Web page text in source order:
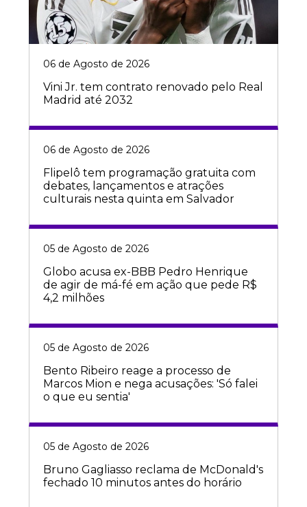
06 de Agosto de 2026
Vini Jr. tem contrato renovado pelo Real
Madrid até 2032
06 de Agosto de 2026
Flipelô tem programação gratuita com
debates, lançamentos e atrações
culturais nesta quinta em Salvador
05 de Agosto de 2026
Globo acusa ex-BBB Pedro Henrique
de agir de má-fé em ação que pede R$
4,2 milhões
05 de Agosto de 2026
Bento Ribeiro reage a processo de
Marcos Mion e nega acusações: 'Só falei
o que eu sentia'
05 de Agosto de 2026
Bruno Gagliasso reclama de McDonald's
fechado 10 minutos antes do horário